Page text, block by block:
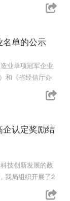
名单的公示
业单项冠军企业
和《省经信厅办
企认定奖励结
技创新发展的政
我局组织开展了2